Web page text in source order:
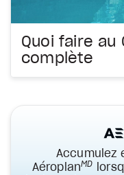
Quoi faire au
complète
Accumulez
AéroplanMD